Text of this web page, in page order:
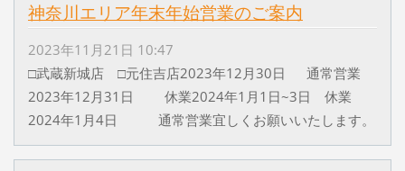
神奈川エリア年末年始営業のご案内
2023年11月21日 10:47
□武蔵新城店 □元住吉店2023年12月30日 通常営業
2023年12月31日 休業2024年1月1日~3日 休業
2024年1月4日 通常営業宜しくお願いいたします。